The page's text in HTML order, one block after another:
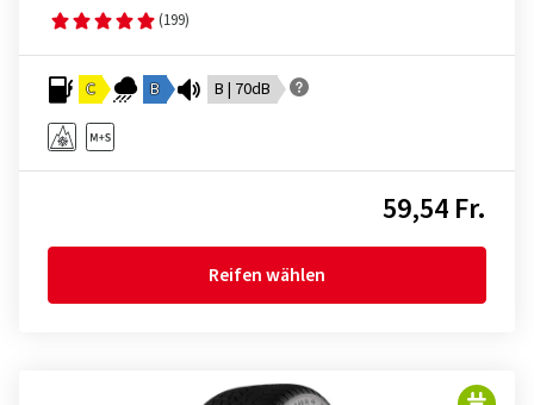
(199)
C B B | 70dB
59,54 Fr.
Reifen wählen